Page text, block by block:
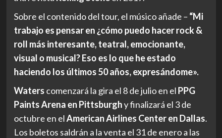
Sobre el contenido del tour, el músico añade – “Mi
trabajo es pensar en ¿cómo puedo hacer rock &
roll más interesante, teatral, emocionante,
visual o musical? Eso es lo que he estado
haciendo los últimos 50 años, expresándome».
Waters comenzará la gira el 8 de julio en el PPG
Paints Arena en Pittsburghy finalizará el 3 de
octubre en elAmerican Airlines Center en Dallas.
Los boletos saldrán a la venta el 31 de enero a las